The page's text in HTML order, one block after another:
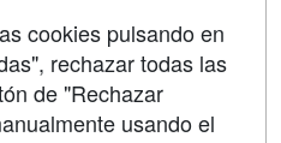
cookies pulsando en
rechazar todas las
de "Rechazar
usando el